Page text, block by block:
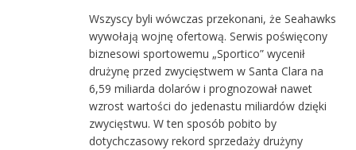
Wszyscy byli wówczas przekonani, że Seahawks
wywołają wojnę ofertową. Serwis poświęcony
biznesowi sportowemu „Sportico” wycenił
drużynę przed zwycięstwem w Santa Clara na
6,59 miliarda dolarów i prognozował nawet
wzrost wartości do jedenastu miliardów dzięki
zwycięstwu. W ten sposób pobito by
dotychczasowy rekord sprzedaży drużyny